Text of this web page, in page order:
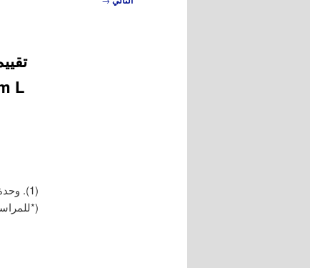
(1). وحدة البحث بقسنطينة، المعهد الوطني الجزائري للبحث الزراعي، قسنطينة، الجزائر.